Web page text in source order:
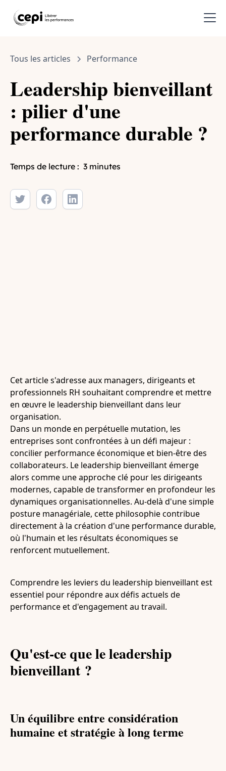
Tous les articles Performance
Leadership bienveillant
: pilier d'une
performance durable ?
Temps de lecture : 3 minutes
Cet article s'adresse aux managers, dirigeants et
professionnels RH souhaitant comprendre et mettre
en œuvre le leadership bienveillant dans leur
organisation.
Dans un monde en perpétuelle mutation, les
entreprises sont confrontées à un défi majeur :
concilier performance économique et bien-être des
collaborateurs. Le leadership bienveillant émerge
alors comme une approche clé pour les dirigeants
modernes, capable de transformer en profondeur les
dynamiques organisationnelles. Au-delà d'une simple
posture managériale, cette philosophie contribue
directement à la création d'une performance durable,
où l'humain et les résultats économiques se
renforcent mutuellement.
Comprendre les leviers du leadership bienveillant est
essentiel pour répondre aux défis actuels de
performance et d'engagement au travail.
Qu'est-ce que le leadership
bienveillant ?
Un équilibre entre considération
humaine et stratégie à long terme